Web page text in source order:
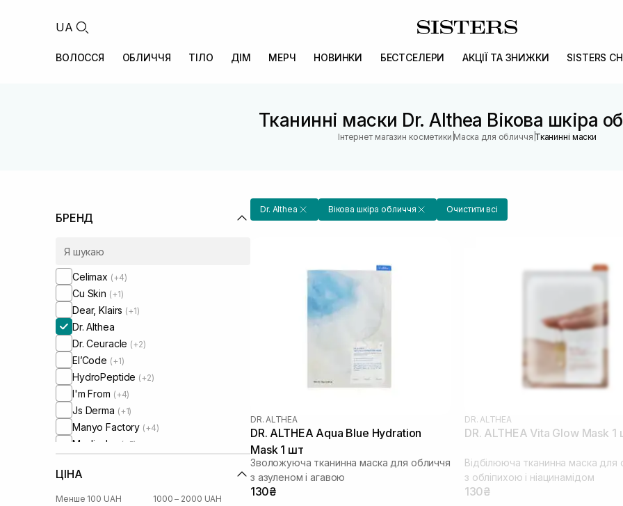
UA
ВОЛОССЯ ОБЛИЧЧЯ ТІЛО ДІМ МЕРЧ НОВИНКИ БЕСТСЕЛЕРИ АКЦІЇ ТА ЗНИЖКИ SISTERS
Тканинні маски Dr. Althea Вікова шкіра
Інтернет магазин косметики |Маска для обличчя |Тканинні маски
БРЕНД
Celimax (+4)
Cu Skin (+1)
Dear, Klairs (+1)
Dr. Althea
Dr. Ceuracle (+2)
El’Code (+1)
HydroPeptide (+2)
I'm From (+4)
Js Derma (+1)
Manyo Factory (+4)
Medicube (+5)
Needly
Numbuzin (+2)
ЦІНА
Менше 100 UAH
1000 – 2000 UAH
Dr. Althea Вікова шкіра обличчя Очистити всі
DR. ALTHEA
DR. ALTHEA Aqua Blue Hydration
Mask 1 шт
Зволожуюча тканинна маска для обличчя
з азуленом і агавою
130₴
DR. ALTHEA
DR. ALTHEA Vita Glow Mask 1
Відбілююча тканинна маска для
з обліпихою і ніацинамідом
130₴